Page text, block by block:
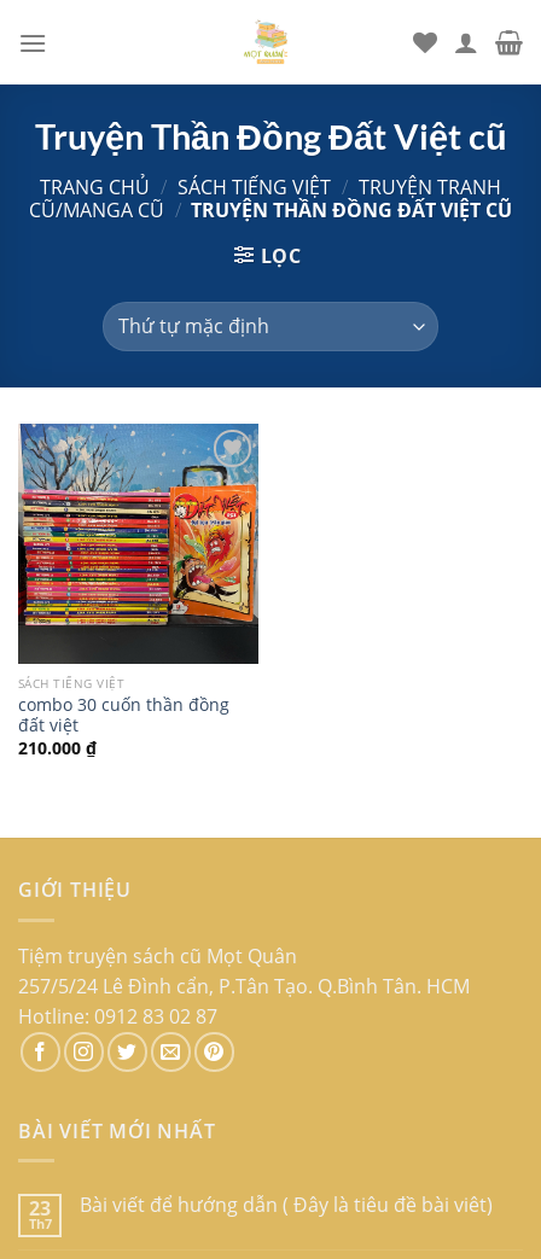
đến
Truyện Thần Đồng Đất Việt cũ
TRANG CHỦ / SÁCH TIẾNG VIỆT / TRUYỆN TRANH
CŨ/MANGA CŨ / TRUYỆN THẦN ĐỒNG ĐẤT VIỆT CŨ
LỌC
SÁCH TIẾNG VIỆT
combo 30 cuốn thần đồng
đất việt
210.000 ₫
GIỚI THIỆU
Tiệm truyện sách cũ Mọt Quân
257/5/24 Lê Đình cẩn, P.Tân Tạo. Q.Bình Tân. HCM
Hotline: 0912 83 02 87
BÀI VIẾT MỚI NHẤT
23
Th7
Bài viết để hướng dẫn ( Đây là tiêu đề bài viêt)